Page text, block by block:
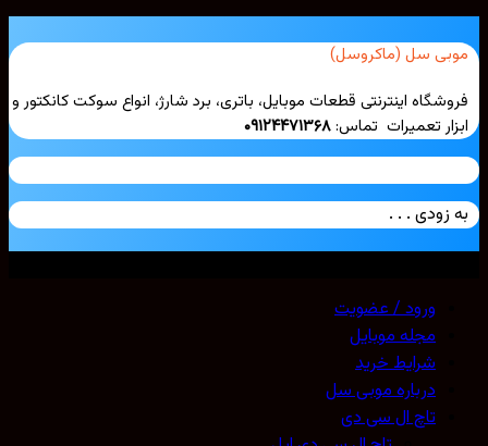
سل (ماکروسل)
اینترنتی قطعات موبایل، باتری، برد شارژ، انواع سوکت کانکتور و
تعمیرات تماس:۰۹۱۲۴۴۷۱۳۶۸
زودی . . .
ورود / عضویت
مجله موبایل
شرایط خرید
درباره موبی سل
تاچ ال سی دی